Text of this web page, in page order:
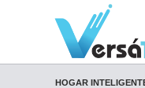
Papelería/Liquidaciones|Versátil TI
HOGAR